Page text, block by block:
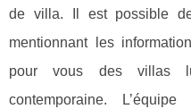
de villa. Il est possible
mentionnant les
pour vous des villas
contemporaine.